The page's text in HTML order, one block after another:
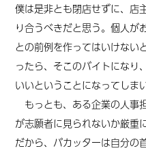
僕は是非とも閉店せずに、店
り合うべきだと思う。個人が
との前例を作ってはいけない
ったら、そこのバイトになり
いいということになってしま
もっとも、ある企業の人事
が志願者に見られないか厳重
だから、バカッターは自分の